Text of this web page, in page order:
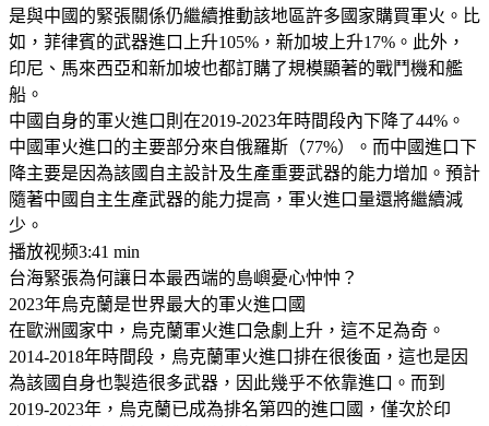
是與中國的緊張關係仍繼續推動該地區許多國家購買軍火。比
如，菲律賓的武器進口上升105%，新加坡上升17%。此外，
印尼、馬來西亞和新加坡也都訂購了規模顯著的戰鬥機和艦
船。
中國自身的軍火進口則在2019-2023年時間段內下降了44%。
中國軍火進口的主要部分來自俄羅斯（77%）。而中國進口下
降主要是因為該國自主設計及生產重要武器的能力增加。預計
隨著中國自主生產武器的能力提高，軍火進口量還將繼續減
少。
播放视频3:41 min
台海緊張為何讓日本最西端的島嶼憂心忡忡？
2023年烏克蘭是世界最大的軍火進口國
在歐洲國家中，烏克蘭軍火進口急劇上升，這不足為奇。
2014-2018年時間段，烏克蘭軍火進口排在很後面，這也是因
為該國自身也製造很多武器，因此幾乎不依靠進口。而到
2019-2023年，烏克蘭已成為排名第四的進口國，僅次於印